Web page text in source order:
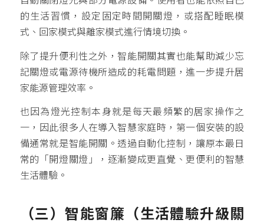
的生活習慣，設定固定時間開關燈，或搭配睡眠模
式、回家模式與離家模式進行情境切換。
除了提升便利性之外，智能開關其實也能幫助減少忘
記關燈或電源待機所造成的耗電問題，進一步提升居
家能源管理效率。
也因為燈光控制本身就是每天最頻繁的居家操作之
一，因此很多人在導入智慧家庭時，第一個安裝的設
備通常就是智能開關。透過自動化控制，讓原本最日
常的「開燈關燈」，逐漸變成更直覺、更便利的智慧
生活體驗。
（三）智能窗簾 （生活體驗升級關